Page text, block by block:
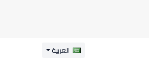
العربية